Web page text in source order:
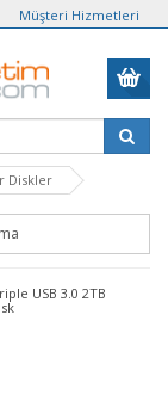
Müşteri Hizmetleri
Diskler
USB 3.0 2TB